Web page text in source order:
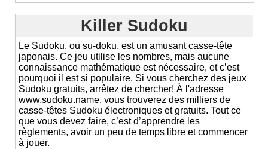
Killer Sudoku
Le Sudoku, ou su-doku, est un amusant casse-tête
japonais. Ce jeu utilise les nombres, mais aucune
connaissance mathématique est nécessaire, et c’est
pourquoi il est si populaire. Si vous cherchez des jeux
Sudoku gratuits, arrêtez de chercher! À l'adresse
www.sudoku.name, vous trouverez des milliers de
casse-têtes Sudoku électroniques et gratuits. Tout ce
que vous devez faire, c’est d’apprendre les
règlements, avoir un peu de temps libre et commencer
à jouer.